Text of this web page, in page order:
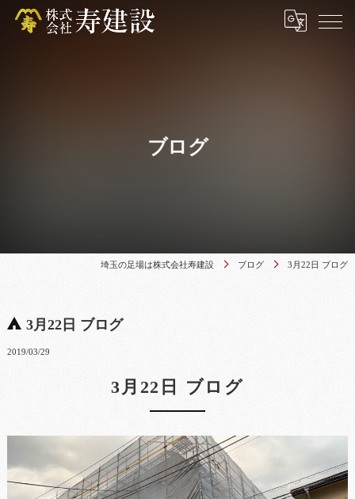
ブログ
埼玉の足場は株式会社寿建設 ブログ 3月22日 ブログ
3月22日 ブログ
2019/03/29
3月22日 ブログ